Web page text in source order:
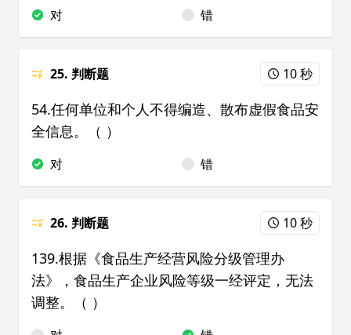
对 错
25. 判断题 10 秒
54.任何单位和个人不得编造、散布虚假食品安
全信息。（ ）
对 错
26. 判断题 10 秒
139.根据《食品生产经营风险分级管理办
法》，食品生产企业风险等级一经评定，无法
调整。（ ）